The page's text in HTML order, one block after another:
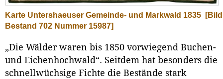
Karte Untershaeuser Gemeinde- und Markwald 1835
Bestand 702 Nummer 15987]
„Die Wälder waren bis 1850 vorwiegend Buchen-
und Eichenhochwald“. Seitdem hat besonders die
schnellwüchsige Fichte die Bestände stark